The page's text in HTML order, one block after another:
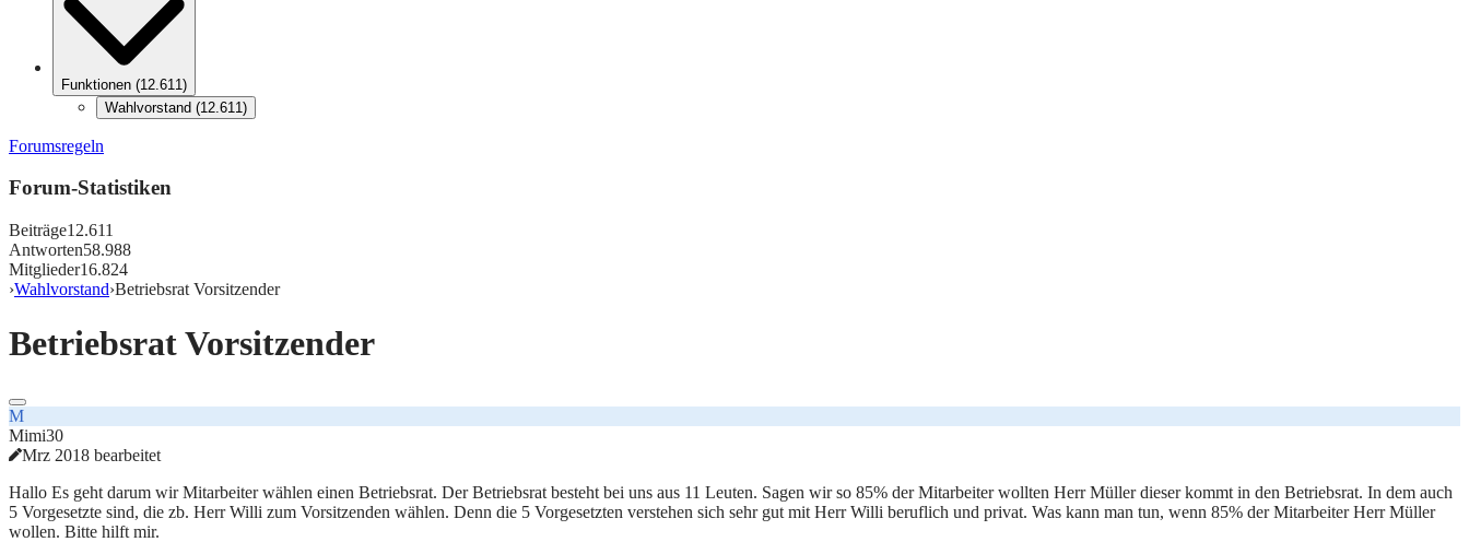
Funktionen (12.611)
Wahlvorstand (12.611)
Forumsregeln
Forum-Statistiken
Beiträge12.611
Antworten58.988
Mitglieder16.824
›Wahlvorstand›Betriebsrat Vorsitzender
Betriebsrat Vorsitzender
M
Mimi30
Mrz 2018 bearbeitet
Hallo Es geht darum wir Mitarbeiter wählen einen Betriebsrat. Der Betriebsrat besteht bei uns aus 11 Leuten. Sagen wir so 85% der Mitarbeiter wollten Herr Müller dieser kommt in den Betriebsrat. In dem auch
5 Vorgesetzte sind, die zb. Herr Willi zum Vorsitzenden wählen. Denn die 5 Vorgesetzten verstehen sich sehr gut mit Herr Willi beruflich und privat. Was kann man tun, wenn 85% der Mitarbeiter Herr Müller
wollen. Bitte hilft mir.